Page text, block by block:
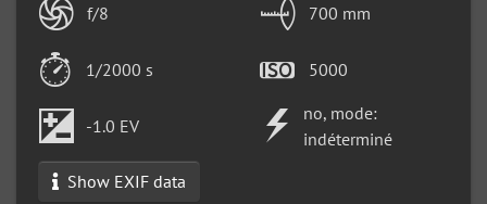
f/8 700 mm
1/2000 s 5000
-1.0 EV
no, mode:
indéterminé
Show EXIF data